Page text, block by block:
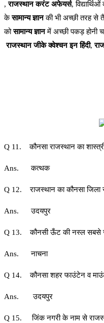
,राजस्थान करंट अफेयर्स,
केसामान्य ज्ञानकी भी अच्छी तरह से
कोसामान्य ज्ञानमें अच्छी पकड़ होनी
राजस्थान जीके क्वेश्चन इन हिंदी,
Q 11. कौनसा राजस्थान का
Ans. कत्थक
Q 12. राजस्थान का कौनसा जिला
Ans. उदयपुर
Q 13. कौनसी ऊँट की नस्ल सबसे
Ans. नाचना
Q 14. कौनसा शहर फाउंटेन व
Ans. उदयपुर
Q 15. जिंक नगरी के नाम से